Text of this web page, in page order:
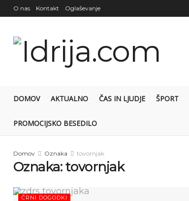
O nas Kontakt Oglaševanje
DOMOV AKTUALNO ČAS IN LJUDJE ŠPORT
PROMOCIJSKO BESEDILO
Domov Oznaka tovornjak
Oznaka:tovornjak
ČRNI DOGODKI